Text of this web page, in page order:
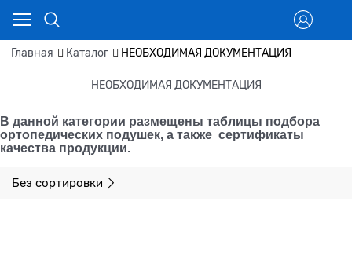
Главная Каталог НЕОБХОДИМАЯ ДОКУМЕНТАЦИЯ
НЕОБХОДИМАЯ ДОКУМЕНТАЦИЯ
В данной категории размещены таблицы подбора
ортопедических подушек, а также сертификаты
качества продукции.
Без сортировки